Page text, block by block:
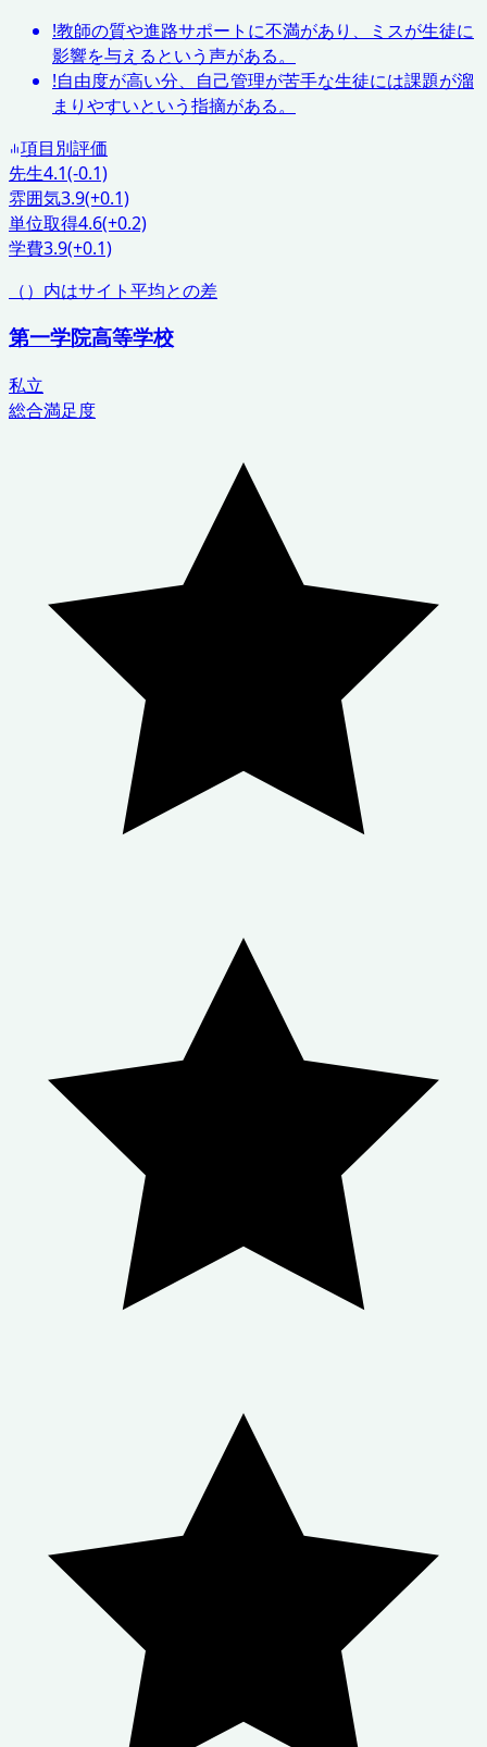
!教師の質や進路サポートに不満があり、ミスが生徒に
影響を与えるという声がある。
!自由度が高い分、自己管理が苦手な生徒には課題が溜
まりやすいという指摘がある。
項目別評価
先生4.1(-0.1)
雰囲気3.9(+0.1)
単位取得4.6(+0.2)
学費3.9(+0.1)
（）内はサイト平均との差
第一学院高等学校
私立
総合満足度